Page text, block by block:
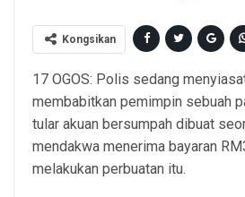
Kongsikan
17 OGOS: Polis sedang
membabitkan pemimpin sebuah
tular akuan bersumpah dibuat
mendakwa menerima bayaran
melakukan perbuatan itu.